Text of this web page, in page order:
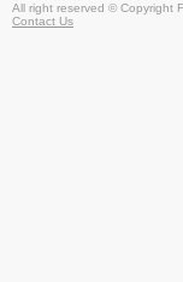
All right reserved © Copyright
Contact Us